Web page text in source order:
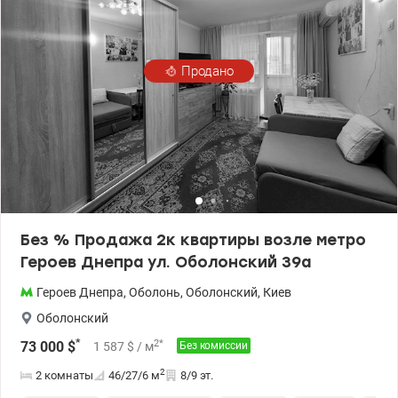
площадки, школы, супермаркеты, магазины, кафе и кофейни,
салоны красоты, рядом есть все для Вашей комфортной жизни.
Рядом набережная и пляж, до станции метро Героев Днепра 10
минут пешком Приглашаю на просмотр в удобное для Вас
время, по предварительной договоренности.
Продано
Без % Продажа 2к квартиры возле метро
Героев Днепра ул. Оболонский 39а
Героев Днепра, Оболонь, Оболонский, Киев
Оболонский
73 000 $* 1 587 $ / м2* Без комиссии
2 комнаты 46/27/6 м2 8/9 эт.